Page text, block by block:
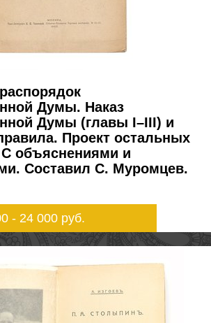
Думы. Наказ
Думы (главы I–III) и
Проект остальных
С объяснениями и
Составил С. Муромцев.
- 24 000 руб.